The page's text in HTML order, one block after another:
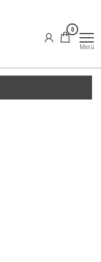
0
Menü